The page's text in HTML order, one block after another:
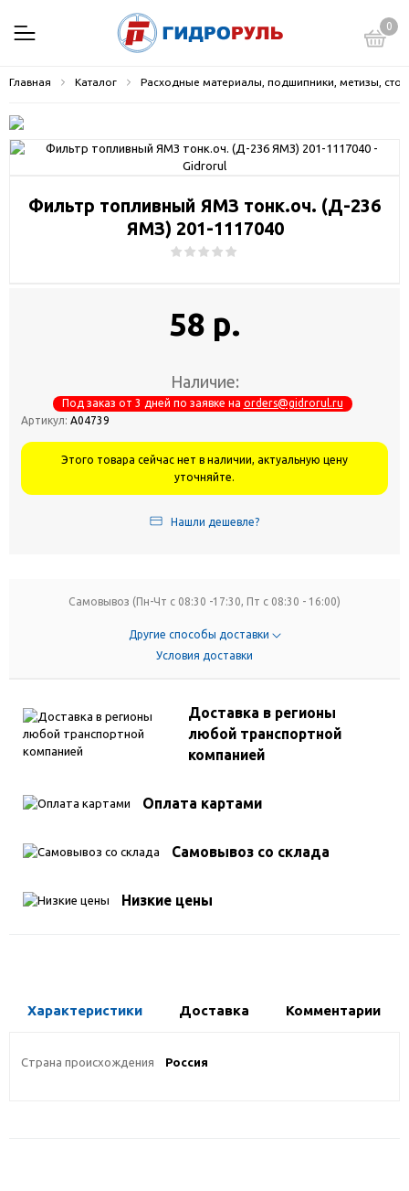
0
Главная Каталог Расходные материалы, подшипники, метизы,
Фильтр топливный ЯМЗ тонк.оч. (Д-236
ЯМЗ) 201-1117040
58 р.
Наличие:
Под заказ от 3 дней по заявке на orders@gidrorul.ru
Артикул: А04739
Этого товара сейчас нет в наличии, актуальную цену
уточняйте.
Нашли дешевле?
Самовывоз (Пн-Чт с 08:30 -17:30, Пт с 08:30 - 16:00)
Другие способы доставки
Условия доставки
Доставка в регионы
любой транспортной
компанией
Оплата картами
Самовывоз со склада
Низкие цены
Характеристики Доставка Комментарии
Страна происхождения Россия